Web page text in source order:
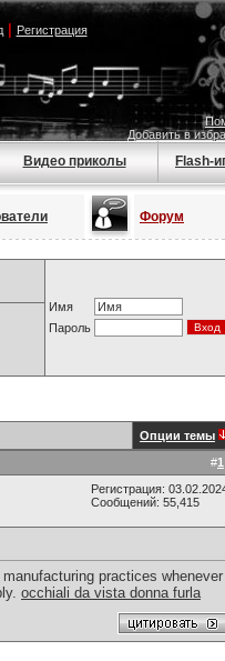
| Регистрация
Добавить в
Видео приколы Flash-
Форум
Имя
Пароль
Опции темы
#1
Регистрация:
Сообщений: 55,415
practices whenever
occhiali da vista donna furla